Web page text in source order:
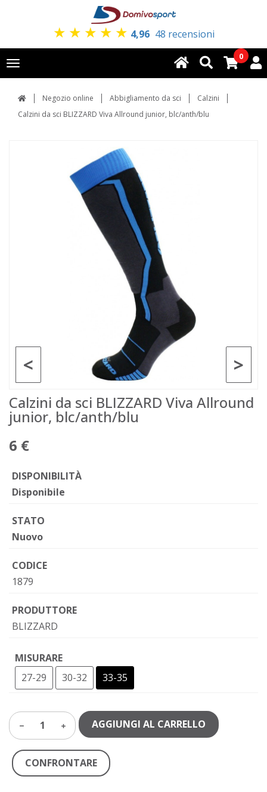
★ ★ ★ ★ ★ 4,96 48 recensioni
Toggle
navigation
0
Negozio online Abbigliamento da sci
Calzini
Calzini da sci BLIZZARD Viva Allround junior, blc/anth/blu
>
<
Calzini da sci BLIZZARD Viva Allround
junior, blc/anth/blu
6 €
DISPONIBILITÀ
Disponibile
STATO
Nuovo
CODICE
1879
PRODUTTORE
BLIZZARD
MISURARE
27-29
30-32 33-35
1 AGGIUNGI AL CARRELLO
CONFRONTARE